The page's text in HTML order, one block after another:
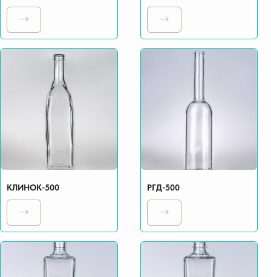
КЛИНОК-500 РГД-500